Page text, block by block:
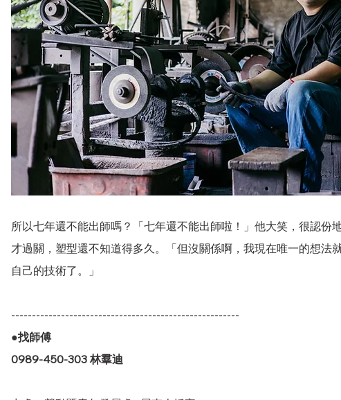
所以七年還不能出師嗎？「七年還不能出師啦！」他大笑，很認份
才過關，塑型還不知道得多久。「但沒關係啊，我現在唯一的想法
自己的技術了。」
-------------------------------------------------------
●找師傅
0989-450-303 林羣迪